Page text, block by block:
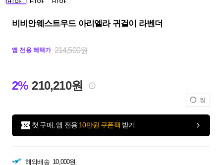
비비안웨스트우드 아리엘라 귀걸이 라벤더
앱 전용 혜택가 214,500원
2% 210,210원
찜
첫 구매, 앱 전용 10만원 쿠폰팩 받기
해외배송 10,000원